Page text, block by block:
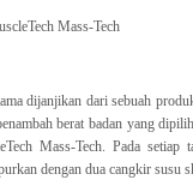
Mass-Tech
dijanjikan dari sebuah
berat badan yang
Mass-Tech. Pada
dengan dua cangkir susu